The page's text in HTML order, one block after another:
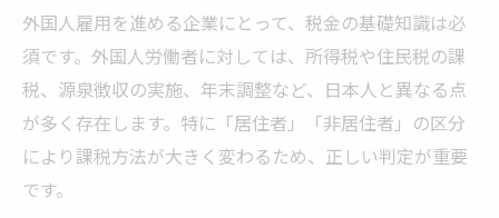
外国人雇用で週28時間超えによる税金リス
ク解説
週28時間の壁と外国人雇用時の注意すべき
点
外国人雇用を進める企業にとって、税金の基礎知識は必
須です。外国人労働者に対しては、所得税や住民税の課
税、源泉徴収の実施、年末調整など、日本人と異なる点
が多く存在します。特に「居住者」「非居住者」の区分
により課税方法が大きく変わるため、正しい判定が重要
です。